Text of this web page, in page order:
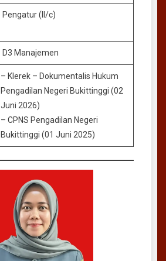
Pengatur (II/c)
D3 Manajemen
– Klerek – Dokumentalis Hukum
Pengadilan Negeri Bukittinggi (02
Juni 2026)
– CPNS Pengadilan Negeri
Bukittinggi (01 Juni 2025)